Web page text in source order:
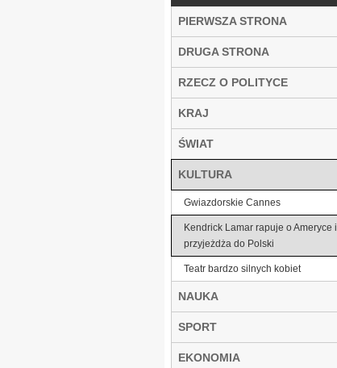
PIERWSZA STRONA
DRUGA STRONA
RZECZ O POLITYCE
KRAJ
ŚWIAT
KULTURA
Gwiazdorskie Cannes
Kendrick Lamar rapuje o Ameryce i
przyjeżdża do Polski
Teatr bardzo silnych kobiet
NAUKA
SPORT
EKONOMIA